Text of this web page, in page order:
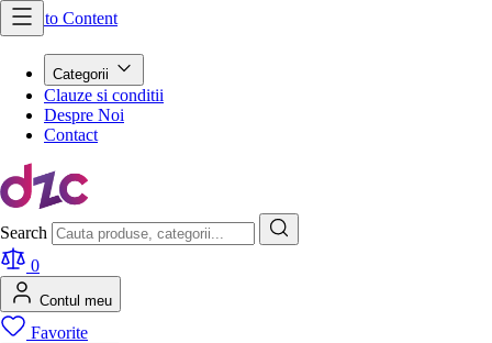
Skip to Content
Categorii
Clauze si conditii
Despre Noi
Contact
Search
0
Contul meu
Favorite